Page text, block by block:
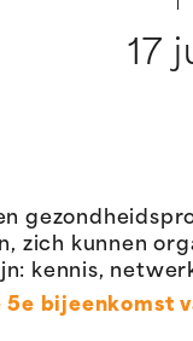
17
zich kunnen
kennis,
5e bijeenkomst